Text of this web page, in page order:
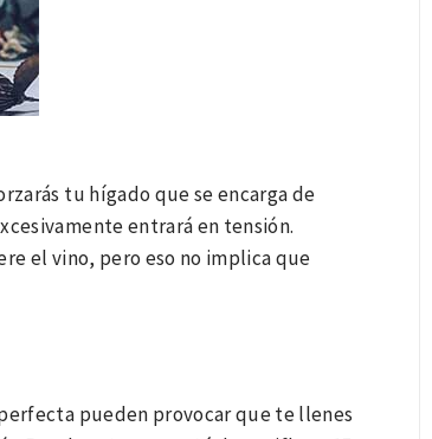
tu hígado que se encarga de
entrará en tensión.
el vino, pero eso no implica que
pueden provocar que te llenes